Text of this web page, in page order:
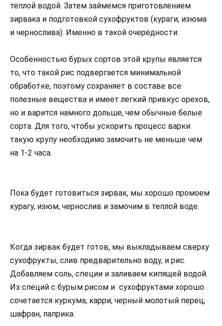
тёплой водой. Затем займемся приготовлением
зирвака и подготовкой сухофруктов (кураги, изюма
и чернослива). Именно в такой очерёдности.
Особенностью бурых сортов этой крупы является
то, что такой рис подвергается минимальной
обработке, поэтому сохраняет в составе все
полезные вещества и имеет легкий привкус орехов,
но и варится намного дольше, чем обычные белые
сорта. Для того, чтобы ускорить процесс варки
такую крупу необходимо замочить не меньше чем
на 1-2 часа.
Пока будет готовиться зирвак, мы хорошо промоем
курагу, изюм, чернослив и замочим в теплой воде.
Когда зирвак будет готов, мы выкладываем сверху
сухофрукты, слив предварительно воду, и рис.
Добавляем соль, специи и заливаем кипящей водой.
Из специй с бурым рисом и сухофруктами хорошо
сочетается куркума, карри, черный молотый перец,
шафран, паприка.